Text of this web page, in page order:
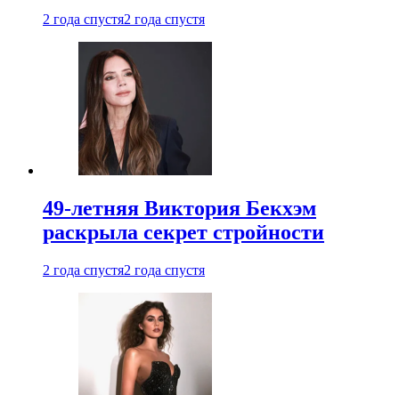
2 года спустя2 года спустя
49-летняя Виктория Бекхэм
раскрыла секрет стройности
2 года спустя2 года спустя